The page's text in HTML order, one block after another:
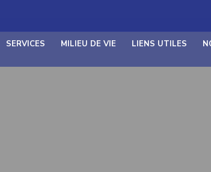
SERVICES MILIEU DE VIE LIENS UTILES